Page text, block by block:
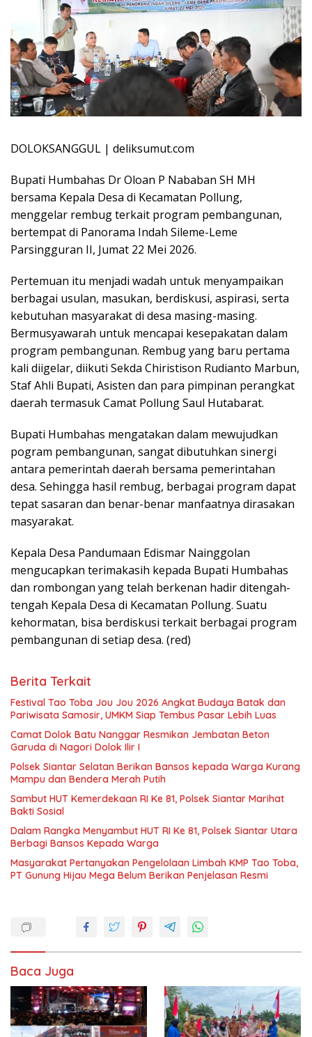
DOLOKSANGGUL | deliksumut.com
Bupati Humbahas Dr Oloan P Nababan SH MH
bersama Kepala Desa di Kecamatan Pollung,
menggelar rembug terkait program pembangunan,
bertempat di Panorama Indah Sileme-Leme
Parsingguran II, Jumat 22 Mei 2026.
Pertemuan itu menjadi wadah untuk menyampaikan
berbagai usulan, masukan, berdiskusi, aspirasi, serta
kebutuhan masyarakat di desa masing-masing.
Bermusyawarah untuk mencapai kesepakatan dalam
program pembangunan. Rembug yang baru pertama
kali diigelar, diikuti Sekda Chiristison Rudianto Marbun,
Staf Ahli Bupati, Asisten dan para pimpinan perangkat
daerah termasuk Camat Pollung Saul Hutabarat.
Bupati Humbahas mengatakan dalam mewujudkan
pogram pembangunan, sangat dibutuhkan sinergi
antara pemerintah daerah bersama pemerintahan
desa. Sehingga hasil rembug, berbagai program dapat
tepat sasaran dan benar-benar manfaatnya dirasakan
masyarakat.
Kepala Desa Pandumaan Edismar Nainggolan
mengucapkan terimakasih kepada Bupati Humbahas
dan rombongan yang telah berkenan hadir ditengah-
tengah Kepala Desa di Kecamatan Pollung. Suatu
kehormatan, bisa berdiskusi terkait berbagai program
pembangunan di setiap desa. (red)
Berita Terkait
Festival Tao Toba Jou Jou 2026 Angkat Budaya Batak dan
Pariwisata Samosir, UMKM Siap Tembus Pasar Lebih Luas
Camat Dolok Batu Nanggar Resmikan Jembatan Beton
Garuda di Nagori Dolok Ilir I
Polsek Siantar Selatan Berikan Bansos kepada Warga Kurang
Mampu dan Bendera Merah Putih
Sambut HUT Kemerdekaan RI Ke 81, Polsek Siantar Marihat
Bakti Sosial
Dalam Rangka Menyambut HUT RI Ke 81, Polsek Siantar Utara
Berbagi Bansos Kepada Warga
Masyarakat Pertanyakan Pengelolaan Limbah KMP Tao Toba,
PT Gunung Hijau Mega Belum Berikan Penjelasan Resmi
Baca Juga